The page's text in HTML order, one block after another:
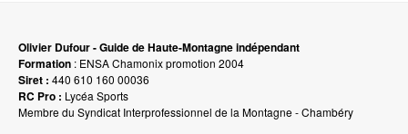
Olivier Dufour - Guide de Haute-Montagne indépendant
Formation : ENSA Chamonix promotion 2004
Siret : 440 610 160 00036
RC Pro : Lycéa Sports
Membre du Syndicat Interprofessionnel de la Montagne - Chambéry